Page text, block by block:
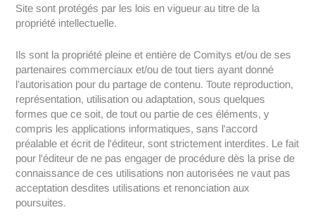
Site sont protégés par les lois en vigueur au titre de la
propriété intellectuelle.
Ils sont la propriété pleine et entière de Comitys et/ou de ses
partenaires commerciaux et/ou de tout tiers ayant donné
l’autorisation pour du partage de contenu. Toute reproduction,
représentation, utilisation ou adaptation, sous quelques
formes que ce soit, de tout ou partie de ces éléments, y
compris les applications informatiques, sans l'accord
préalable et écrit de l'éditeur, sont strictement interdites. Le fait
pour l'éditeur de ne pas engager de procédure dès la prise de
connaissance de ces utilisations non autorisées ne vaut pas
acceptation desdites utilisations et renonciation aux
poursuites.